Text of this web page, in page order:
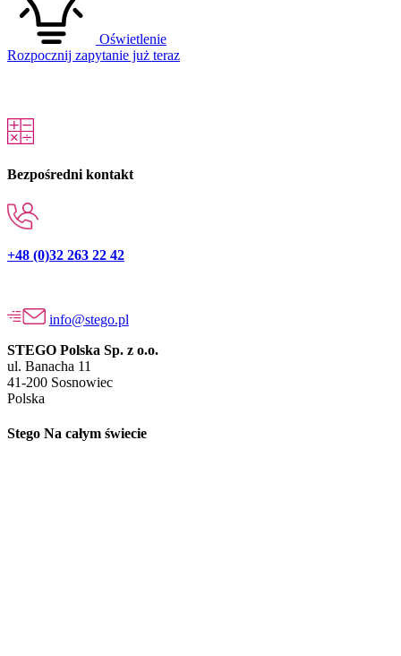
Oświetlenie
Rozpocznij zapytanie już teraz
Bezpośredni kontakt
+48 (0)32 263 22 42
info@stego.pl
STEGO Polska Sp. z o.o.
ul. Banacha 11
41-200 Sosnowiec
Polska
Stego Na całym świecie